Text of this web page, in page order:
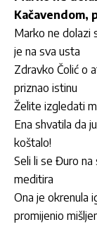
Kačavendom,
Marko ne dolazi
je na sva usta
Zdravko Čolić o
priznao istinu
Želite izgledati
Ena shvatila da
koštalo!
Seli li se Đuro na
meditira
Ona je okrenula
promijenio